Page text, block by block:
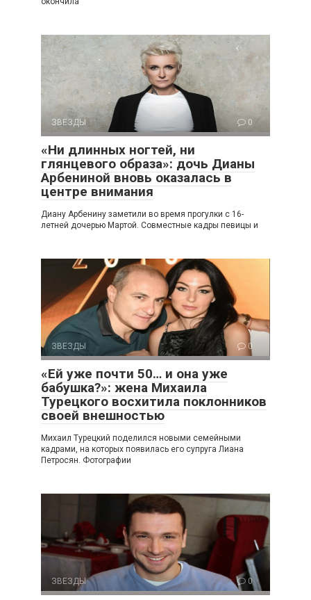
ЗВЕЗДЫ 0
«Ни длинных ногтей, ни
глянцевого образа»: дочь Дианы
Арбениной вновь оказалась в
центре внимания
Диану Арбенину заметили во время прогулки с 16-
летней дочерью Мартой. Совместные кадры певицы и
ЗВЕЗДЫ 0
«Ей уже почти 50… и она уже
бабушка?»: жена Михаила
Турецкого восхитила поклонников
своей внешностью
Михаил Турецкий поделился новыми семейными
кадрами, на которых появилась его супруга Лиана
Петросян. Фотографии
ЗВЕЗДЫ 0